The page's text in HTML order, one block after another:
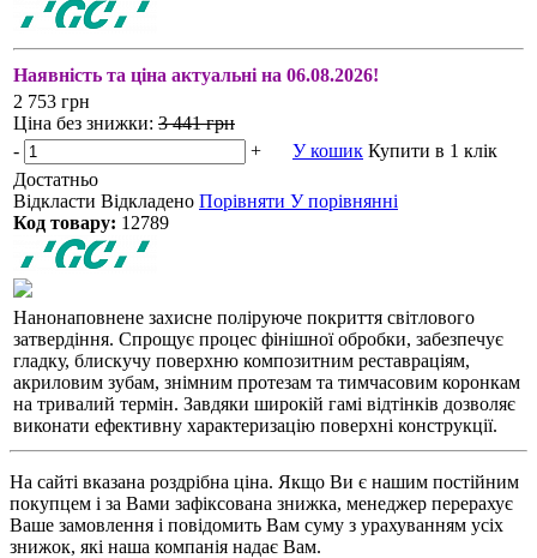
Наявність та ціна актуальні на 06.08.2026!
2 753 грн
Ціна без знижки: 3 441 грн
-
+ У кошик Купити в 1 клік
Достатньо
Відкласти Відкладено Порівняти У порівнянні
Код товару: 12789
Нанонаповнене захисне поліруюче покриття світлового
затвердіння. Спрощує процес фінішної обробки, забезпечує
гладку, блискучу поверхню композитним реставраціям,
акриловим зубам, знімним протезам та тимчасовим коронкам
на тривалий термін. Завдяки широкій гамі відтінків дозволяє
виконати ефективну характеризацію поверхні конструкції.
На сайті вказана роздрібна ціна. Якщо Ви є нашим постійним
покупцем і за Вами зафіксована знижка, менеджер перерахує
Ваше замовлення і повідомить Вам суму з урахуванням усіх
знижок, які наша компанія надає Вам.